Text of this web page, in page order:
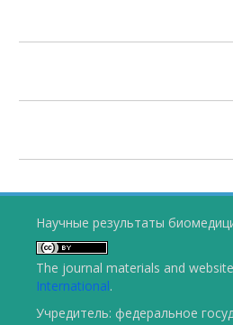
Научные результаты
The journal materials and
International.
Учредитель: федеральное